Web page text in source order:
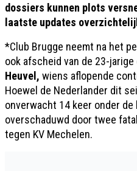
dossiers kunnen plots
laatste updates
*Club Brugge neemt na het
ook afscheid van de 23-jarige
Heuvel, wiens aflopende
Hoewel de Nederlander dit
onverwacht 14 keer onder
overschaduwd door twee
tegen KV Mechelen.